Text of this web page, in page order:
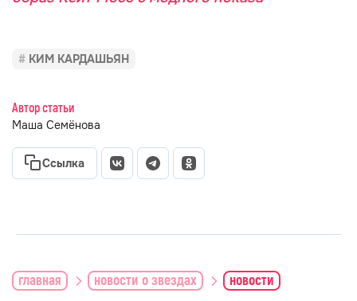
КИМ КАРДАШЬЯН
Автор статьи
Маша Семёнова
Ссылка
главная новости о звездах новости